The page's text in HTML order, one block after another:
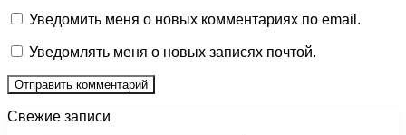
Уведомить меня о новых комментариях по email.
Уведомлять меня о новых записях почтой.
Свежие записи